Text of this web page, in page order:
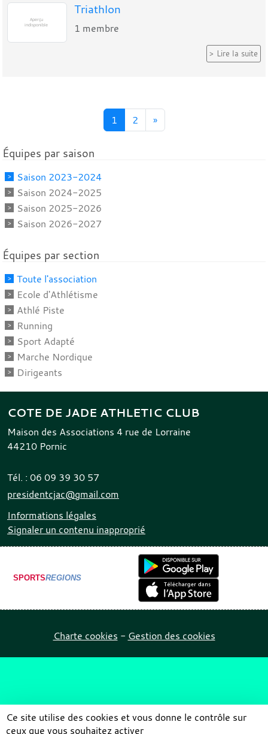
Triathlon
1 membre
Lire la suite
1 2 »
Équipes par saison
Saison 2023-2024
Saison 2024-2025
Saison 2025-2026
Saison 2026-2027
Équipes par section
Toute l'association
Ecole d'Athlétisme
Athlé Piste
Running
Sport Adapté
Marche Nordique
Dirigeants
COTE DE JADE ATHLETIC CLUB
Maison des Associations 4 rue de Lorraine
44210 Pornic
Tél. : 06 09 39 30 57
presidentcjac@gmail.com
Informations légales
Signaler un contenu inapproprié
SPORTSREGIONS
Charte cookies Gestion des cookies
Ce site utilise des cookies et vous donne le contrôle sur
ceux que vous souhaitez activer